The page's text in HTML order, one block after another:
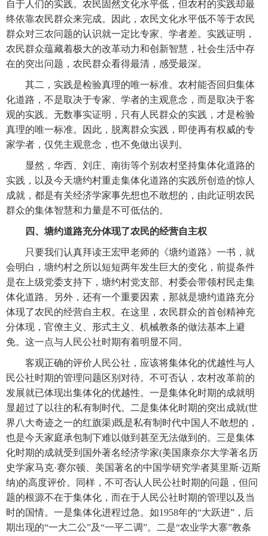
自于人们的实践。农民固然文化水平低，但农村的实践却最
终依靠农民群众来完成。因此，农民文化水平低不等于农民
群众对三农问题的认识就一定比专家、学者差。实践证明，
农民群众蕴藏着极大的改革动力和创新智慧，社会生活中存
在的突出问题，农民群众看得最清，感受最深。
其二，实践是检验真理的唯一标准。农村能否回归集体
化道路，不是取决于专家、学者的主观意念，而是取决于客
观的实践。无数事实证明，只有人民群众的实践，才是检验
真理的唯一标准。因此，脱离群众实践，即使再有权威的专
家学者，仅凭主观意念，也不免做出误判。
显然，华西、刘庄、南街等个别农村坚持集体化道路的
实践，以及今天塘约村重走集体化道路的实践所创造的惊人
成就，都是有关经济学家事先想也不敢想的，由此证明农民
群众的集体智慧和力量是不可低估的。
四、塘约道路充分体现了农民的经营自主权
只要我们认真拜读王宏甲老师的《塘约道路》一书，就
会明白，塘约村之所以短短两年发生巨大的变化，前提条件
是在上级党委支持下，塘约村党支部、村委会带领村民走集
体化道路。另外，还有一个重要因素，那就是塘约道路充分
体现了农民的经营自主权。在这里，农民群众的首创精神充
分体现，官僚主义、形式主义、机械教条的做法基本上避
免。这一点与人民公社时期有着明显不同。
客观正确的评价人民公社，应该将集体化的优越性与人
民公社时期的管理问题区别对待。不可否认，农村改革前的
发展就已体现出集体化的优越性。一是集体化时期的成就明
显超过了以往的私有制时代。二是集体化时期的突出成就(世
界八大奇迹之一的红旗渠)既是私有制时代中国人不敢想的，
也是今天家庭承包制下难以做到甚至无法做到的。三是集体
化时期的成就受到国外著名经济学家(美国康奈尔大学著名历
史学家马克·赛尔顿、美国著名的中国学研究学者莫里斯·迈斯
纳)的高度评价。同样，不可否认人民公社时期的问题，但问
题的根源不在于集体化，而在于人民公社时期的管理以及当
时的国情。一是集体化进程过急。如1958年的“大跃进”，后
期出现的“一大二公”及“一平二调”。二是“农业学大寨”教条